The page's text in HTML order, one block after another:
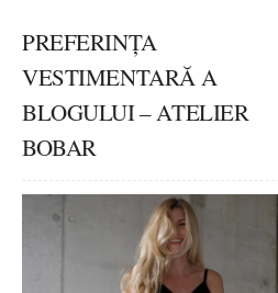
PREFERINȚA
VESTIMENTARĂ A
BLOGULUI – ATELIER
BOBAR